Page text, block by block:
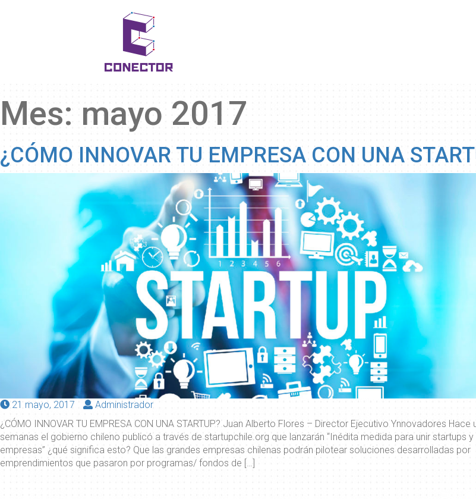
Mes: mayo 2017
¿CÓMO INNOVAR TU EMPRESA CON UNA
Posted
on
21 mayo, 2017
Posted
by
Administrador
¿CÓMO INNOVAR TU EMPRESA CON UNA STARTUP? Juan Alberto Flores – Director Ejecutivo Ynnovadores Hace
semanas el gobierno chileno publicó a través de startupchile.org que lanzarán “Inédita medida para unir startups y
empresas” ¿qué significa esto? Que las grandes empresas chilenas podrán pilotear soluciones desarrolladas por
emprendimientos que pasaron por programas/ fondos de […]